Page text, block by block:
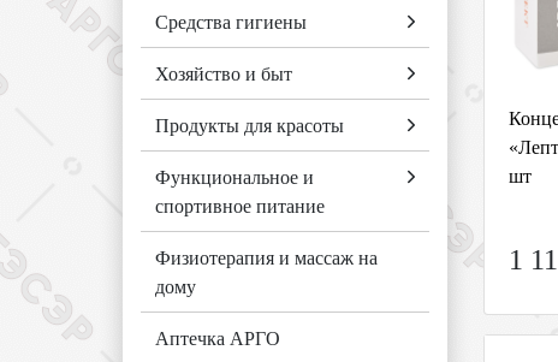
Средства гигиены
Хозяйство и быт
Продукты для красоты
Функциональное и
спортивное питание
Физиотерапия и массаж на
дому
Аптечка АРГО
шт
1